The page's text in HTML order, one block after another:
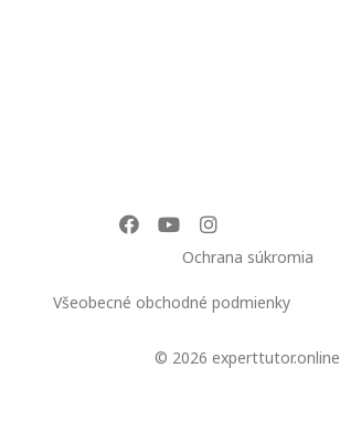
© 2026 experttutor.online
Ochrana súkromia
Všeobecné obchodné podmienky